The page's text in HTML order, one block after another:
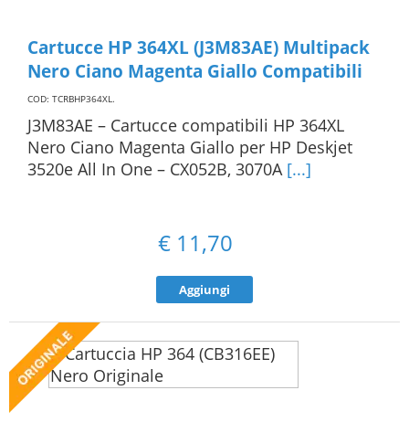
Cartucce HP 364XL (J3M83AE) Multipack
Nero Ciano Magenta Giallo Compatibili
COD: TCRBHP364XL .
J3M83AE – Cartucce compatibili HP 364XL
Nero Ciano Magenta Giallo per HP Deskjet
3520e All In One – CX052B, 3070A [...]
€ 11,70
Aggiungi